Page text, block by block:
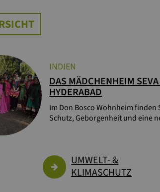
INDIEN
DAS MÄDCHENHEIM
HYDERABAD
Im Don Bosco Wohnheim finden
Schutz, Geborgenheit und eine
UMWELT- &
KLIMASCHUTZ